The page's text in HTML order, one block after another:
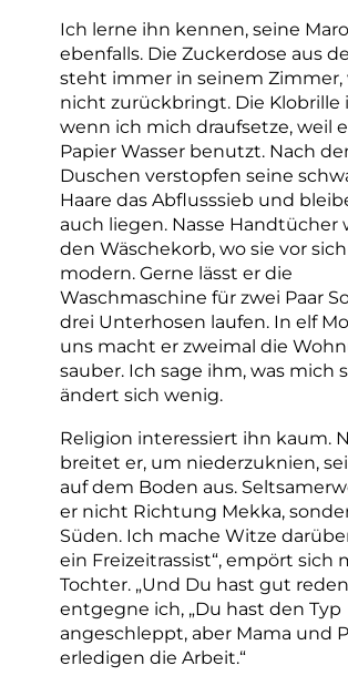
Ich lerne ihn kennen, seine
ebenfalls. Die Zuckerdose aus
steht immer in seinem Zimmer,
nicht zurückbringt. Die Klobrille
wenn ich mich draufsetze, weil
Papier Wasser benutzt. Nach
Duschen verstopfen seine
Haare das Abflusssieb und
auch liegen. Nasse Handtücher
den Wäschekorb, wo sie vor
modern. Gerne lässt er die
Waschmaschine für zwei Paar
drei Unterhosen laufen. In elf
uns macht er zweimal die
sauber. Ich sage ihm, was mich
ändert sich wenig.
Religion interessiert ihn kaum.
breitet er, um niederzuknien,
auf dem Boden aus.
er nicht Richtung Mekka,
Süden. Ich mache Witze
ein Freizeitrassist“, empört sich
Tochter. „Und Du hast gut
entgegne ich, „Du hast den Typ
angeschleppt, aber Mama und
erledigen die Arbeit.“